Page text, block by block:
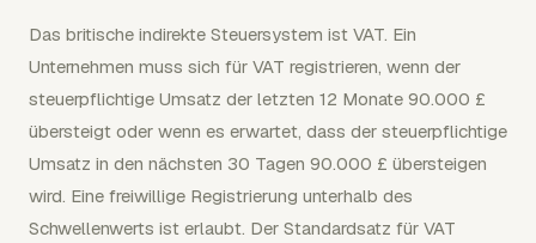
Das britische indirekte Steuersystem ist VAT. Ein
Unternehmen muss sich für VAT registrieren, wenn der
steuerpflichtige Umsatz der letzten 12 Monate 90.000 £
übersteigt oder wenn es erwartet, dass der steuerpflichtige
Umsatz in den nächsten 30 Tagen 90.000 £ übersteigen
wird. Eine freiwillige Registrierung unterhalb des
Schwellenwerts ist erlaubt. Der Standardsatz für VAT